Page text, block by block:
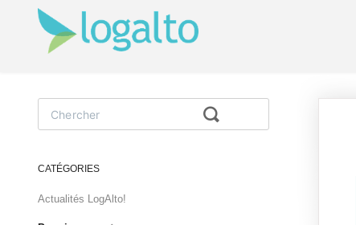
Toggle
Search
CATÉGORIES
Actualités LogAlto!